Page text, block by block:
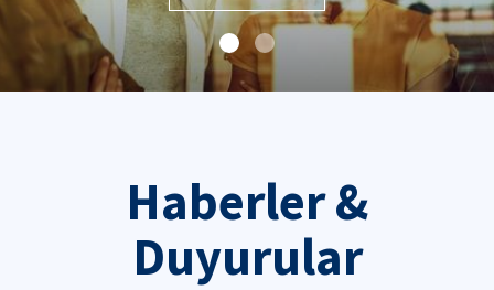
Haberler &
Duyurular